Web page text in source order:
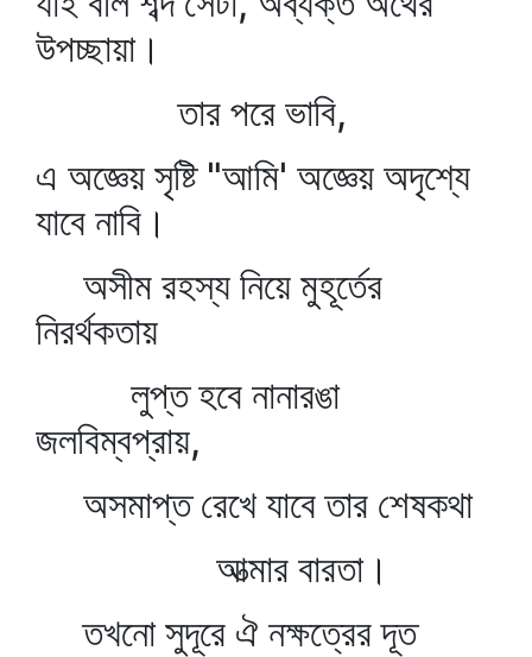
উপচ্ছায়া।
তার পরে ভাবি,
এ অজ্ঞেয় সৃষ্টি "আমি' অজ্ঞেয় অদৃশ্যে
যাবে নাবি।
অসীম রহস্য নিয়ে মুহূর্তের
নিরর্থকতায়
লুপ্ত হবে নানারঙা
জলবিম্বপ্রায়,
অসমাপ্ত রেখে যাবে তার শেষকথা
আত্মার বারতা।
তখনো সুদূরে ঐ নক্ষত্রের দূত